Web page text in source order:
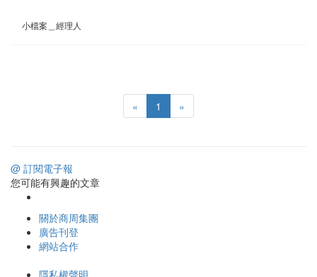
小檔案＿經理人
« 1 »
@ 訂閱電子報
您可能有興趣的文章
關於商周集團
廣告刊登
網站合作